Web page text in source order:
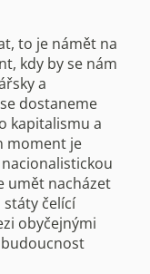
to je námět na
kdy by se nám
a
dostaneme
kapitalismu a
moment je
umět nacházet
čelící
obyčejnými